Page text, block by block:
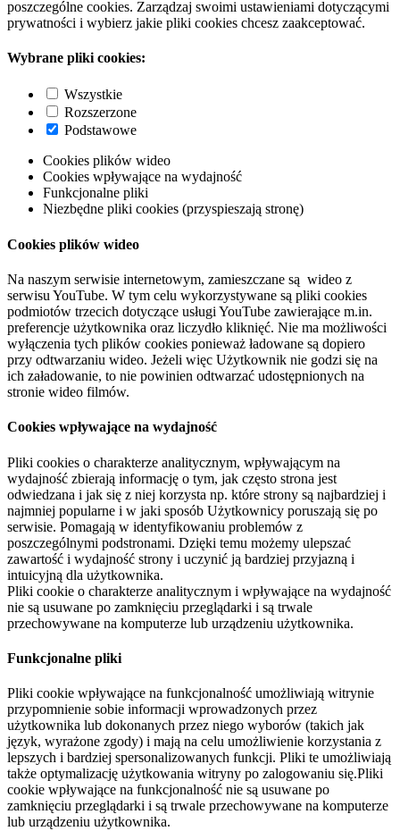
poszczególne cookies. Zarządzaj swoimi ustawieniami dotyczącymi
prywatności i wybierz jakie pliki cookies chcesz zaakceptować.
Wybrane pliki cookies:
Wszystkie
Rozszerzone
Podstawowe
Cookies plików wideo
Cookies wpływające na wydajność
Funkcjonalne pliki
Niezbędne pliki cookies (przyspieszają stronę)
Cookies plików wideo
Na naszym serwisie internetowym, zamieszczane są wideo z
serwisu YouTube. W tym celu wykorzystywane są pliki cookies
podmiotów trzecich dotyczące usługi YouTube zawierające m.in.
preferencje użytkownika oraz liczydło kliknięć. Nie ma możliwości
wyłączenia tych plików cookies ponieważ ładowane są dopiero
przy odtwarzaniu wideo. Jeżeli więc Użytkownik nie godzi się na
ich załadowanie, to nie powinien odtwarzać udostępnionych na
stronie wideo filmów.
Cookies wpływające na wydajność
Pliki cookies o charakterze analitycznym, wpływającym na
wydajność zbierają informację o tym, jak często strona jest
odwiedzana i jak się z niej korzysta np. które strony są najbardziej i
najmniej popularne i w jaki sposób Użytkownicy poruszają się po
serwisie. Pomagają w identyfikowaniu problemów z
poszczególnymi podstronami. Dzięki temu możemy ulepszać
zawartość i wydajność strony i uczynić ją bardziej przyjazną i
intuicyjną dla użytkownika.
Pliki cookie o charakterze analitycznym i wpływające na wydajność
nie są usuwane po zamknięciu przeglądarki i są trwale
przechowywane na komputerze lub urządzeniu użytkownika.
Funkcjonalne pliki
Pliki cookie wpływające na funkcjonalność umożliwiają witrynie
przypomnienie sobie informacji wprowadzonych przez
użytkownika lub dokonanych przez niego wyborów (takich jak
język, wyrażone zgody) i mają na celu umożliwienie korzystania z
lepszych i bardziej spersonalizowanych funkcji. Pliki te umożliwiają
także optymalizację użytkowania witryny po zalogowaniu się.Pliki
cookie wpływające na funkcjonalność nie są usuwane po
zamknięciu przeglądarki i są trwale przechowywane na komputerze
lub urządzeniu użytkownika.